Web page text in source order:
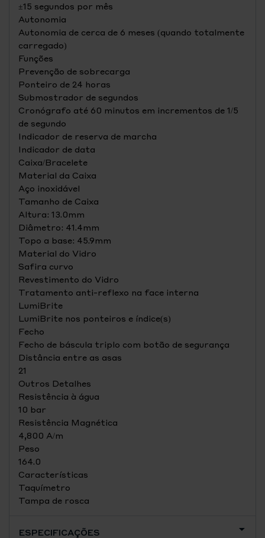
±15 segundos por mês
Autonomia
Autonomia de cerca de 6 meses (quando totalmente
carregado)
Funções
Prevenção de sobrecarga
Ponteiro de 24 horas
Submostrador de segundos
Cronógrafo até 60 minutos em incrementos de 1/5
de segundo
Indicador de reserva de marcha
Indicador de data
Caixa/Bracelete
Material da Caixa
Aço inoxidável
Tamanho de Caixa
Altura: 13.0mm
Diâmetro: 41.4mm
Topo a base: 45.9mm
Material do Vidro
Safira curvo
Revestimento do Vidro
Tratamento anti-reflexo na face interna
LumiBrite
LumiBrite nos ponteiros e índice(s)
Fecho
Fecho de báscula triplo com botão de segurança
Distância entre as asas
21
Outros Detalhes
Resistência à água
10 bar
Resistência Magnética
4,800 A/m
Peso
164.0
Características
Taquímetro
Tampa de rosca
ESPECIFICAÇÕES